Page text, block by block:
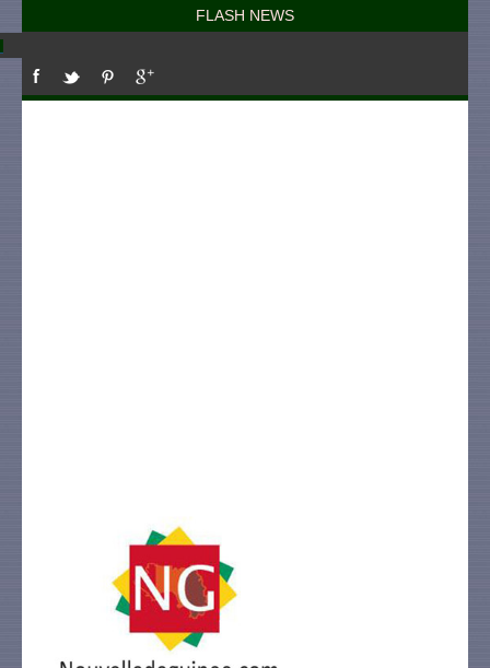
FLASH NEWS